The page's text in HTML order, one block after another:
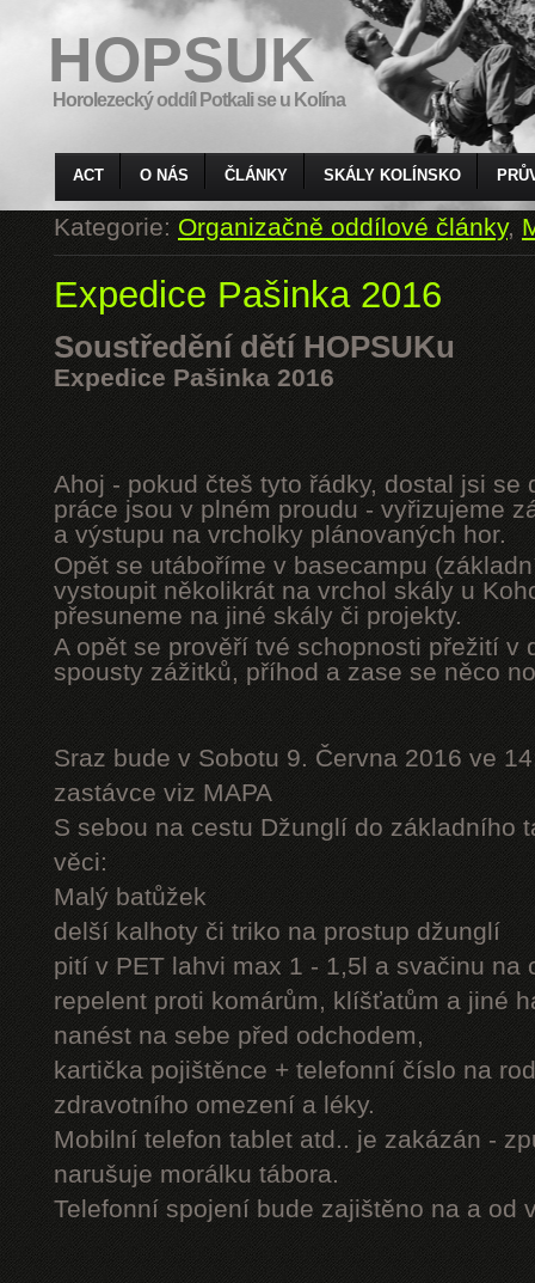
HOPSUK
Horolezecký oddíl Potkali se u Kolína
ACT O NÁS ČLÁNKY SKÁLY KOLÍNSKO
Kategorie:Organizačně oddílové články,
Expedice Pašinka 2016
Soustředění dětí HOPSUKu
Expedice Pašinka 2016
Ahoj - pokud čteš tyto řádky, dostal jsi se
práce jsou v plném proudu - vyřizujeme
a výstupu na vrcholky plánovaných hor.
Opět se utáboříme v basecampu
vystoupit několikrát na vrchol skály u
přesuneme na jiné skály či projekty.
A opět se prověří tvé schopnosti přežití v
spousty zážitků, příhod a zase se něco
Sraz bude v Sobotu 9. Června 2016 ve
zastávce viz MAPA
S sebou na cestu Džunglí do základního
věci:
Malý batůžek
delší kalhoty či triko na prostup džunglí
pití v PET lahvi max 1 - 1,5l a svačinu na
repelent proti komárům, klíšťatům a jiné
nanést na sebe před odchodem,
kartička pojištěnce + telefonní číslo na
zdravotního omezení a léky.
Mobilní telefon tablet atd.. je zakázán -
narušuje morálku tábora.
Telefonní spojení bude zajištěno na a od